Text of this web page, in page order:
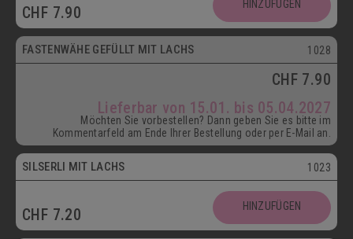
CHF 7.90 HINZUFÜGEN
ab 15.01.
FASTENWÄHE GEFÜLLT MIT LACHS 1028
CHF 7.90
Lieferbar von 15.01. bis 05.04.2027
Möchten Sie vorbestellen? Dann geben Sie es bitte im
Kommentarfeld am Ende Ihrer Bestellung oder per E-Mail an.
SILSERLI MIT LACHS 1023
CHF 7.20 HINZUFÜGEN
Postversand